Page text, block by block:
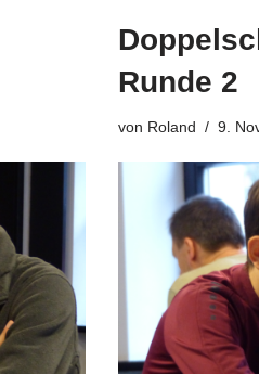
Runde 2
von Roland 9.